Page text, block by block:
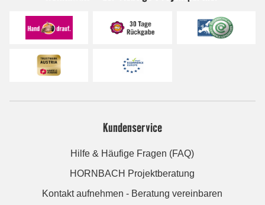
Kundenservice
Hilfe & Häufige Fragen (FAQ)
HORNBACH Projektberatung
Kontakt aufnehmen - Beratung vereinbaren